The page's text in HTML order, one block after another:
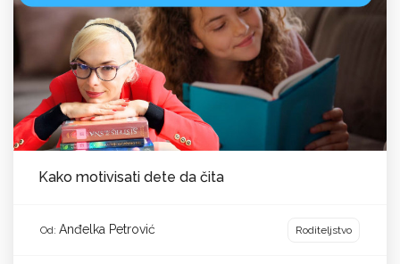
Kako motivisati dete da čita
Od: Anđelka Petrović Roditeljstvo